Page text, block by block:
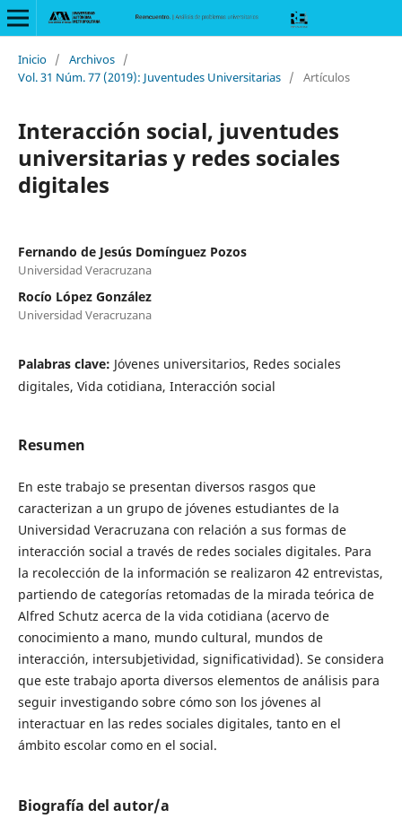
Inicio / Archivos /
Vol. 31 Núm. 77 (2019): Juventudes Universitarias / Artículos
Interacción social, juventudes
universitarias y redes sociales
digitales
Fernando de Jesús Domínguez Pozos
Universidad Veracruzana
Rocío López González
Universidad Veracruzana
Palabras clave: Jóvenes universitarios, Redes sociales
digitales, Vida cotidiana, Interacción social
Resumen
En este trabajo se presentan diversos rasgos que
caracterizan a un grupo de jóvenes estudiantes de la
Universidad Veracruzana con relación a sus formas de
interacción social a través de redes sociales digitales. Para
la recolección de la información se realizaron 42 entrevistas,
partiendo de categorías retomadas de la mirada teórica de
Alfred Schutz acerca de la vida cotidiana (acervo de
conocimiento a mano, mundo cultural, mundos de
interacción, intersubjetividad, significatividad). Se considera
que este trabajo aporta diversos elementos de análisis para
seguir investigando sobre cómo son los jóvenes al
interactuar en las redes sociales digitales, tanto en el
ámbito escolar como en el social.
Biografía del autor/a